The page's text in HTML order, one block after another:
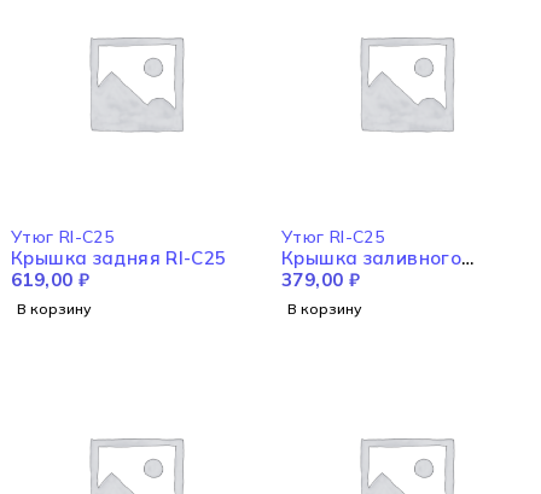
Утюг RI-C25
Крышка задняя RI-C25
619,00 ₽
В корзину
Утюг RI-C25
Крышка заливного
отсека RI-C25
379,00 ₽
В корзину